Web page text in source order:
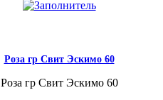
Роза гр Свит Эскимо 60
Роза гр Свит Эскимо 60